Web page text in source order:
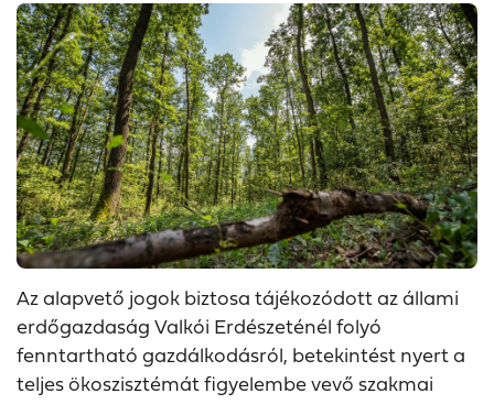
Az alapvető jogok biztosa tájékozódott az állami
erdőgazdaság Valkói Erdészeténél folyó
fenntartható gazdálkodásról, betekintést nyert a
teljes ökoszisztémát figyelembe vevő szakmai